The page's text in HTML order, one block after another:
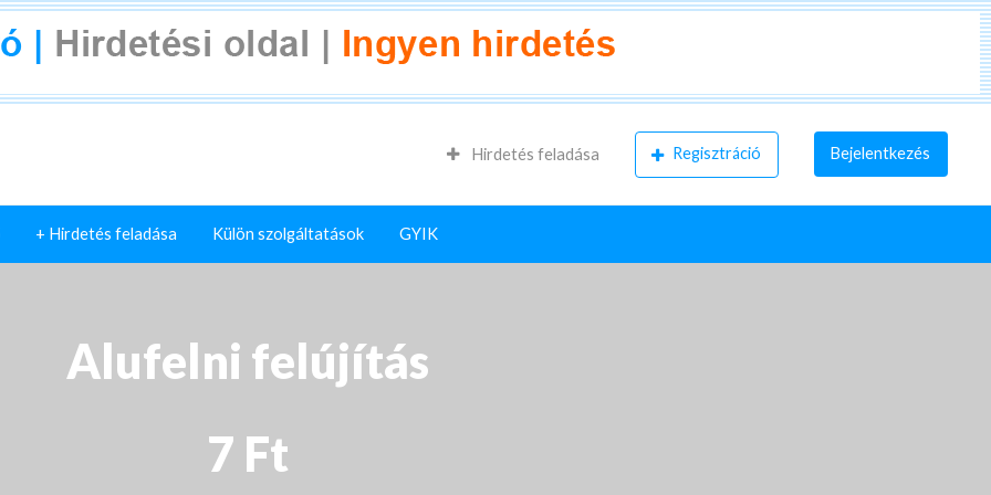
Hirdetés feladása Regisztráció Bejelentkezés
+ Hirdetés feladása Külön szolgáltatások GYIK
Alufelni felújítás
7 Ft